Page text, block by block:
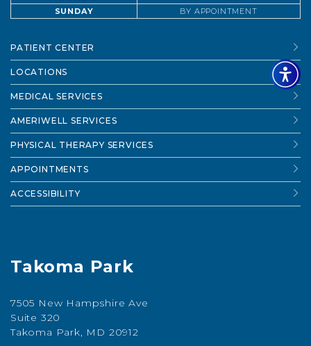
SUNDAY
BY APPOINTMENT
PATIENT CENTER
LOCATIONS
MEDICAL SERVICES
AMERIWELL SERVICES
PHYSICAL THERAPY SERVICES
APPOINTMENTS
ACCESSIBILITY
Takoma Park
7505 New Hampshire Ave
Suite 320
Takoma Park, MD 20912